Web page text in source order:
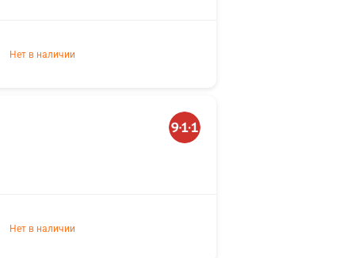
Нет в наличии
Нет в наличии